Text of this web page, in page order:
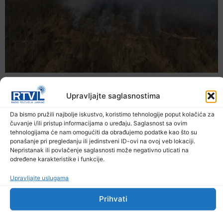
Upravljajte saglasnostima
Da bismo pružili najbolje iskustvo, koristimo tehnologije poput kolačića za
čuvanje i/ili pristup informacijama o uređaju. Saglasnost sa ovim
tehnologijama će nam omogućiti da obrađujemo podatke kao što su
ponašanje pri pregledanju ili jedinstveni ID-ovi na ovoj veb lokaciji.
Nepristanak ili povlačenje saglasnosti može negativno uticati na
određene karakteristike i funkcije.
Upravljajte uslugama
Prihvati
U TK povećan broj požara
7. Augusta 2026.